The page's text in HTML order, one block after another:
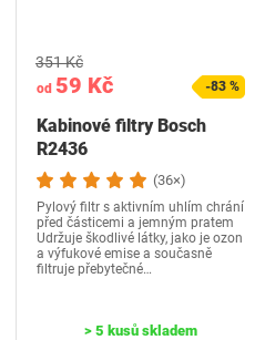
od 59 Kč
351 Kč
-83 %
Kabinové filtry Bosch
R2436
(36×)
Pylový filtr s aktivním uhlím chrání
před částicemi a jemným pratem
Udržuje škodlivé látky, jako je ozon
a výfukové emise a současně
filtruje přebytečné…
> 5 kusů skladem